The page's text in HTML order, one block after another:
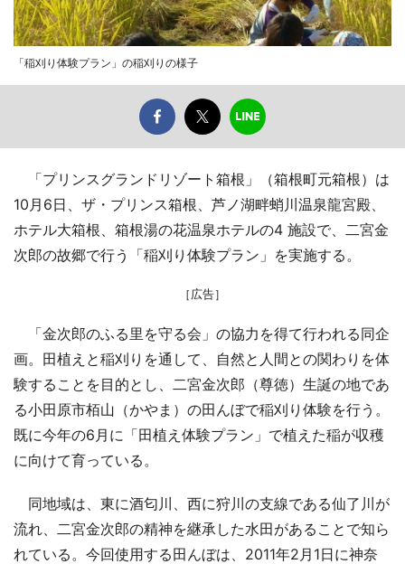
「稲刈り体験プラン」の稲刈りの様子
「プリンスグランドリゾート箱根」（箱根町元箱根）は
10月6日、ザ・プリンス箱根、芦ノ湖畔蛸川温泉龍宮殿、
ホテル大箱根、箱根湯の花温泉ホテルの4 施設で、二宮金
次郎の故郷で行う「稲刈り体験プラン」を実施する。
［広告］
「金次郎のふる里を守る会」の協力を得て行われる同企
画。田植えと稲刈りを通して、自然と人間との関わりを体
験することを目的とし、二宮金次郎（尊徳）生誕の地であ
る小田原市栢山（かやま）の田んぼで稲刈り体験を行う。
既に今年の6月に「田植え体験プラン」で植えた稲が収穫
に向けて育っている。
同地域は、東に酒匂川、西に狩川の支線である仙了川が
流れ、二宮金次郎の精神を継承した水田があることで知ら
れている。今回使用する田んぼは、2011年2月1日に神奈